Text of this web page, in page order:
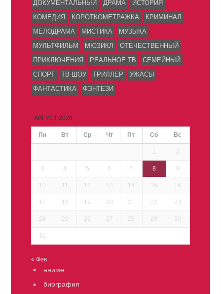
ДОКУМЕНТАЛЬНЫЙ ДРАМА
ИСТОРИЯ
КОМЕДИЯ
КОРОТКОМЕТРАЖКА
КРИМИНАЛ
МЕЛОДРАМА
МИСТИКА
МУЗЫКА
МУЛЬТФИЛЬМ
МЮЗИКЛ
ОТЕЧЕСТВЕННЫЙ
ПРИКЛЮЧЕНИЯ
РЕАЛЬНОЕ ТВ
СЕМЕЙНЫЙ
СПОРТ
ТВ-ШОУ ТРИЛЛЕР
УЖАСЫ
ФАНТАСТИКА
ФЭНТЕЗИ
АВГУСТ 2026
Пн Вт Ср Чт Пт Сб Вс
1 2
3 4 5 6 7 8 9
10 11 12 13 14 15 16
17 18 19 20 21 22 23
24 25 26 27 28 29 30
31
« Фев
аниме
биография